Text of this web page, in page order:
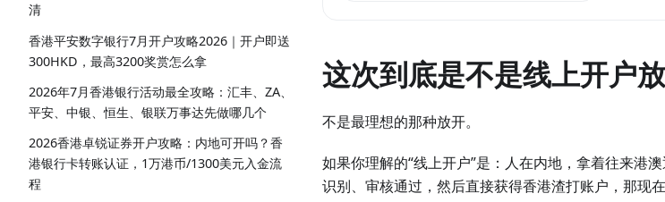
清
香港平安数字银行7月开户攻略2026｜开户即送
300HKD，最高3200奖赏怎么拿
2026年7月香港银行活动最全攻略：汇丰、ZA、
平安、中银、恒生、银联万事达先做哪几个
2026香港卓锐证券开户攻略：内地可开吗？香
港银行卡转账认证，1万港币/1300美元入金流
程
这次到底是不是线上开户
不是最理想的那种放开。
如果你理解的“线上开户”是：人在内地，拿着往来港
识别、审核通过，然后直接获得香港渣打账户，那现